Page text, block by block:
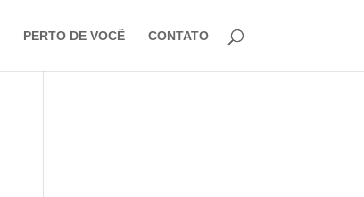
PERTO DE VOCÊ CONTATO